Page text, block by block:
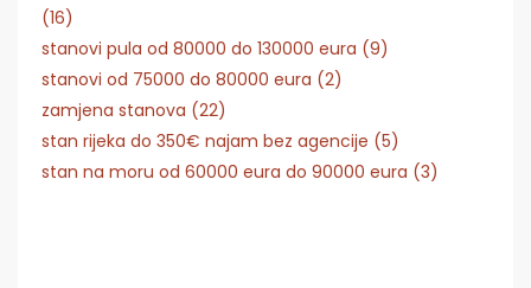
(16)
stanovi pula od 80000 do 130000 eura (9)
stanovi od 75000 do 80000 eura (2)
zamjena stanova (22)
stan rijeka do 350€ najam bez agencije (5)
stan na moru od 60000 eura do 90000 eura (3)